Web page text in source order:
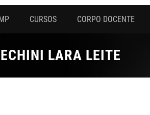
CURSOS CORPO DOCENTE
LARA LEITE